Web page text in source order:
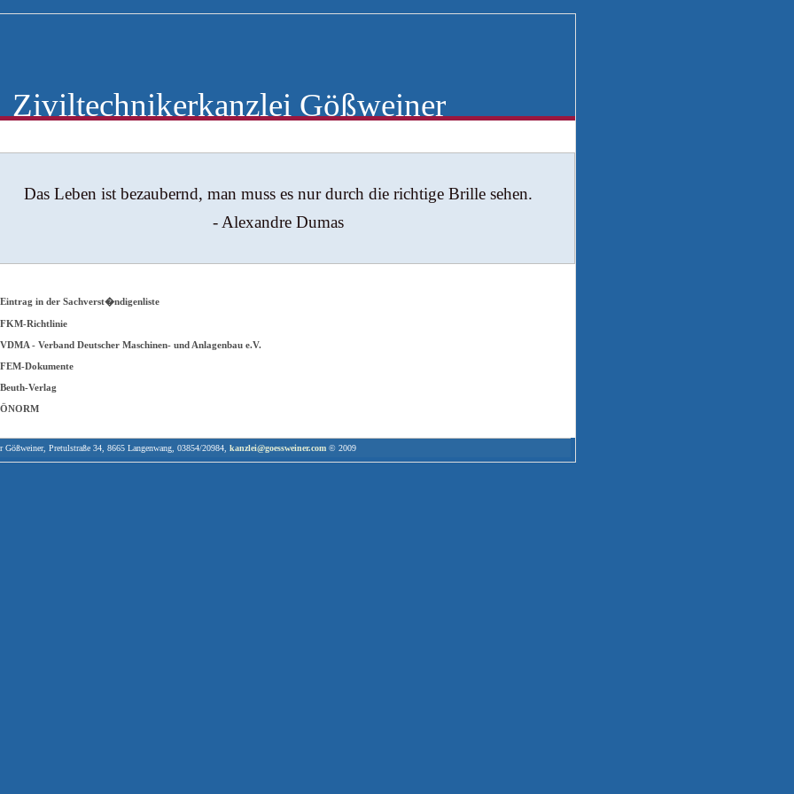
Gößweiner
Das Leben ist bezaubernd, man muss es nur durch die richtige Brille sehen.
- Alexandre Dumas
in der Sachverst�ndigenliste
Richtlinie
- Verband Deutscher Maschinen- und Anlagenbau e.V.
Dokumente
Verlag
34, 8665 Langenwang, 03854/20984, kanzlei@goessweiner.com © 2009